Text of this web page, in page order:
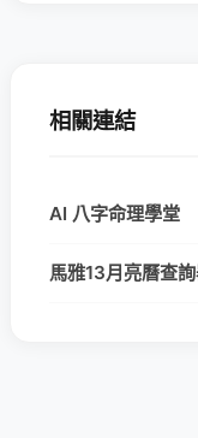
相關連結
AI 八字命理學堂
馬雅13月亮曆查